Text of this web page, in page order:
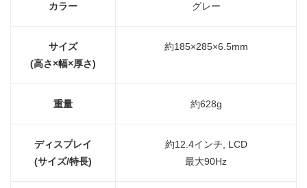
カラー グレー
サイズ
(高さ×幅×厚さ)
約185×285×6.5mm
重量 約628g
ディスプレイ
(サイズ/特長)
約12.4インチ, LCD
最大90Hz